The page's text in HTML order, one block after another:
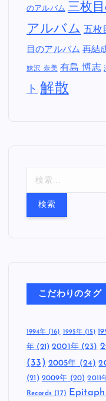
のアルバム 三枚
アルバム 五枚
目のアルバム 再結
妹沢 奈美 有島 博志
ト 解散
こだわりのタグ
1994年(16) 1995年 (15)
年 (21) 2001年(23)
(33) 2005年 (24)
(21) 2009年 (20) 2011
Records (17)